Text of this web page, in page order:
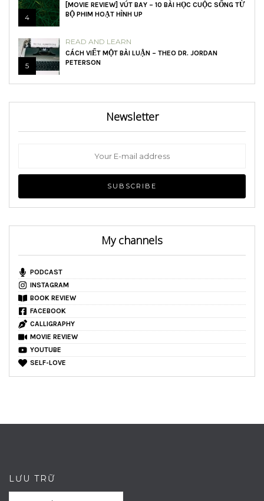
4
[MOVIE REVIEW] VÚT BAY – 10 BÀI HỌC CUỘC SỐNG TỪ
BỘ PHIM HOẠT HÌNH UP
5
READ AND LEARN
CÁCH VIẾT MỘT BÀI LUẬN – THEO DR. JORDAN
PETERSON
Newsletter
My channels
PODCAST
INSTAGRAM
BOOK REVIEW
FACEBOOK
CALLIGRAPHY
MOVIE REVIEW
YOUTUBE
SELF-LOVE
LƯU TRỮ